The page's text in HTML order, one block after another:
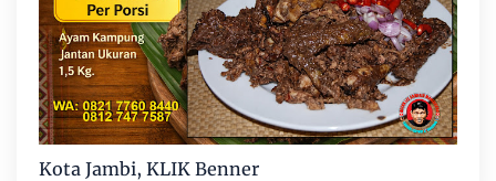
Kota Jambi, KLIK Benner